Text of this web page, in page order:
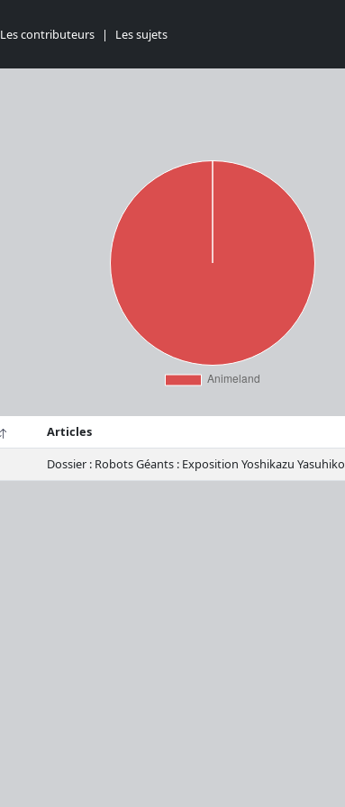
Les contributeurs | Les sujets
Articles
Dossier : Robots Géants : Exposition Yoshikazu Yasuhiko